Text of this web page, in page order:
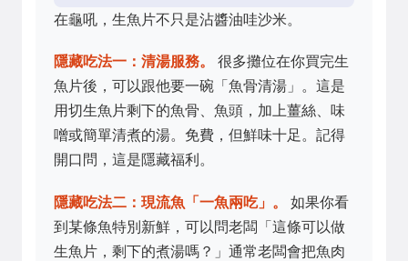
在龜吼，生魚片不只是沾醬油哇沙米。
隱藏吃法一：清湯服務。
很多攤位在你買完生
魚片後，可以跟他要一碗「魚骨清湯」。這是
用切生魚片剩下的魚骨、魚頭，加上薑絲、味
噌或簡單清煮的湯。免費，但鮮味十足。記得
開口問，這是隱藏福利。
隱藏吃法二：現流魚「一魚兩吃」。
如果你看
到某條魚特別新鮮，可以問老闆「這條可以做
生魚片，剩下的煮湯嗎？」通常老闆會把魚肉